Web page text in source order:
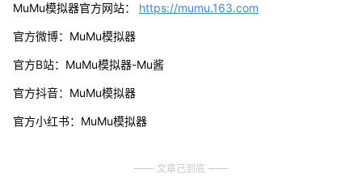
MuMu模拟器官方网站： https://mumu.163.com
官方微博：MuMu模拟器
官方B站：MuMu模拟器-Mu酱
官方抖音：MuMu模拟器
官方小红书：MuMu模拟器
文章已到底